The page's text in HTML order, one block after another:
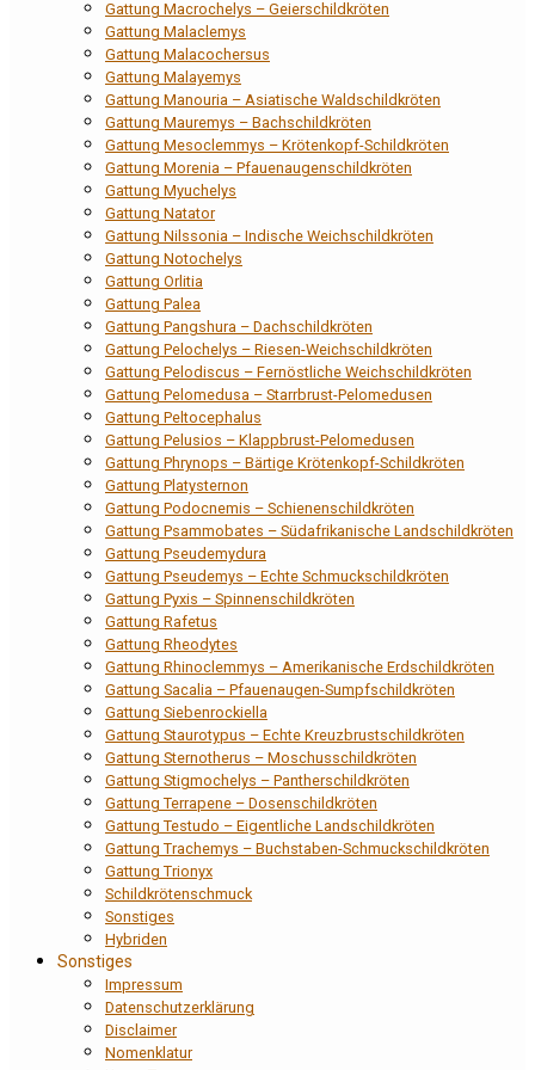
Gattung Macrochelys – Geierschildkröten
Gattung Malaclemys
Gattung Malacochersus
Gattung Malayemys
Gattung Manouria – Asiatische Waldschildkröten
Gattung Mauremys – Bachschildkröten
Gattung Mesoclemmys – Krötenkopf-Schildkröten
Gattung Morenia – Pfauenaugenschildkröten
Gattung Myuchelys
Gattung Natator
Gattung Nilssonia – Indische Weichschildkröten
Gattung Notochelys
Gattung Orlitia
Gattung Palea
Gattung Pangshura – Dachschildkröten
Gattung Pelochelys – Riesen-Weichschildkröten
Gattung Pelodiscus – Fernöstliche Weichschildkröten
Gattung Pelomedusa – Starrbrust-Pelomedusen
Gattung Peltocephalus
Gattung Pelusios – Klappbrust-Pelomedusen
Gattung Phrynops – Bärtige Krötenkopf-Schildkröten
Gattung Platysternon
Gattung Podocnemis – Schienenschildkröten
Gattung Psammobates – Südafrikanische Landschildkröten
Gattung Pseudemydura
Gattung Pseudemys – Echte Schmuckschildkröten
Gattung Pyxis – Spinnenschildkröten
Gattung Rafetus
Gattung Rheodytes
Gattung Rhinoclemmys – Amerikanische Erdschildkröten
Gattung Sacalia – Pfauenaugen-Sumpfschildkröten
Gattung Siebenrockiella
Gattung Staurotypus – Echte Kreuzbrustschildkröten
Gattung Sternotherus – Moschusschildkröten
Gattung Stigmochelys – Pantherschildkröten
Gattung Terrapene – Dosenschildkröten
Gattung Testudo – Eigentliche Landschildkröten
Gattung Trachemys – Buchstaben-Schmuckschildkröten
Gattung Trionyx
Schildkrötenschmuck
Sonstiges
Hybriden
Sonstiges
Impressum
Datenschutzerklärung
Disclaimer
Nomenklatur